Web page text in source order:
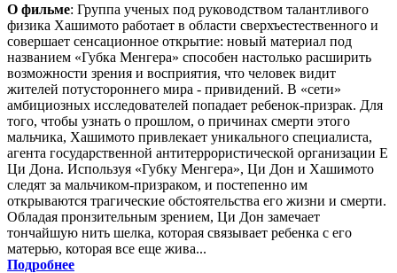
О фильме: Группа ученых под руководством талантливого
физика Хашимото работает в области сверхъестественного и
совершает сенсационное открытие: новый материал под
названием «Губка Менгера» способен настолько расширить
возможности зрения и восприятия, что человек видит
жителей потустороннего мира - привидений. В «сети»
амбициозных исследователей попадает ребенок-призрак. Для
того, чтобы узнать о прошлом, о причинах смерти этого
мальчика, Хашимото привлекает уникального специалиста,
агента государственной антитеррористической организации Е
Ци Дона. Используя «Губку Менгера», Ци Дон и Хашимото
следят за мальчиком-призраком, и постепенно им
открываются трагические обстоятельства его жизни и смерти.
Обладая пронзительным зрением, Ци Дон замечает
тончайшую нить шелка, которая связывает ребенка с его
матерью, которая все еще жива...
Подробнее